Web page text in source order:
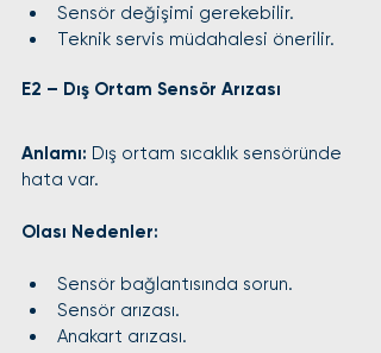
Sensör değişimi gerekebilir.
Teknik servis müdahalesi önerilir.
E2 – Dış Ortam Sensör Arızası
Anlamı: Dış ortam sıcaklık sensöründe
hata var.
Olası Nedenler:
Sensör bağlantısında sorun.
Sensör arızası.
Anakart arızası.